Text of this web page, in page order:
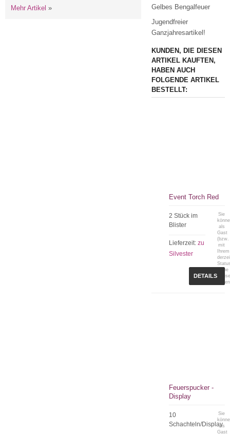
Gelbes Bengalfeuer
Jugendfreier
Ganzjahresartikel!
KUNDEN, DIE DIESEN
ARTIKEL KAUFTEN,
HABEN AUCH
FOLGENDE ARTIKEL
BESTELLT:
Event Torch Red
2 Stück im
Blister
Lieferzeit:zu
Silvester
Sie
als
Gast
(bzw.
mit
Ihrem
keine
DETAILS
Feuerspucker -
Display
10
Schachteln/Display
Sie
als
Gast
Mehr Artikel »